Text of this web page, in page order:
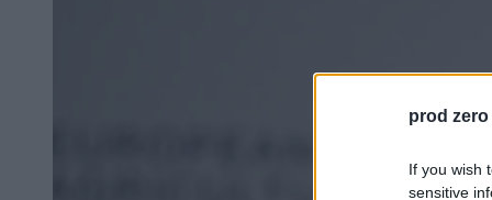
prod zero
If you wish
sensitive